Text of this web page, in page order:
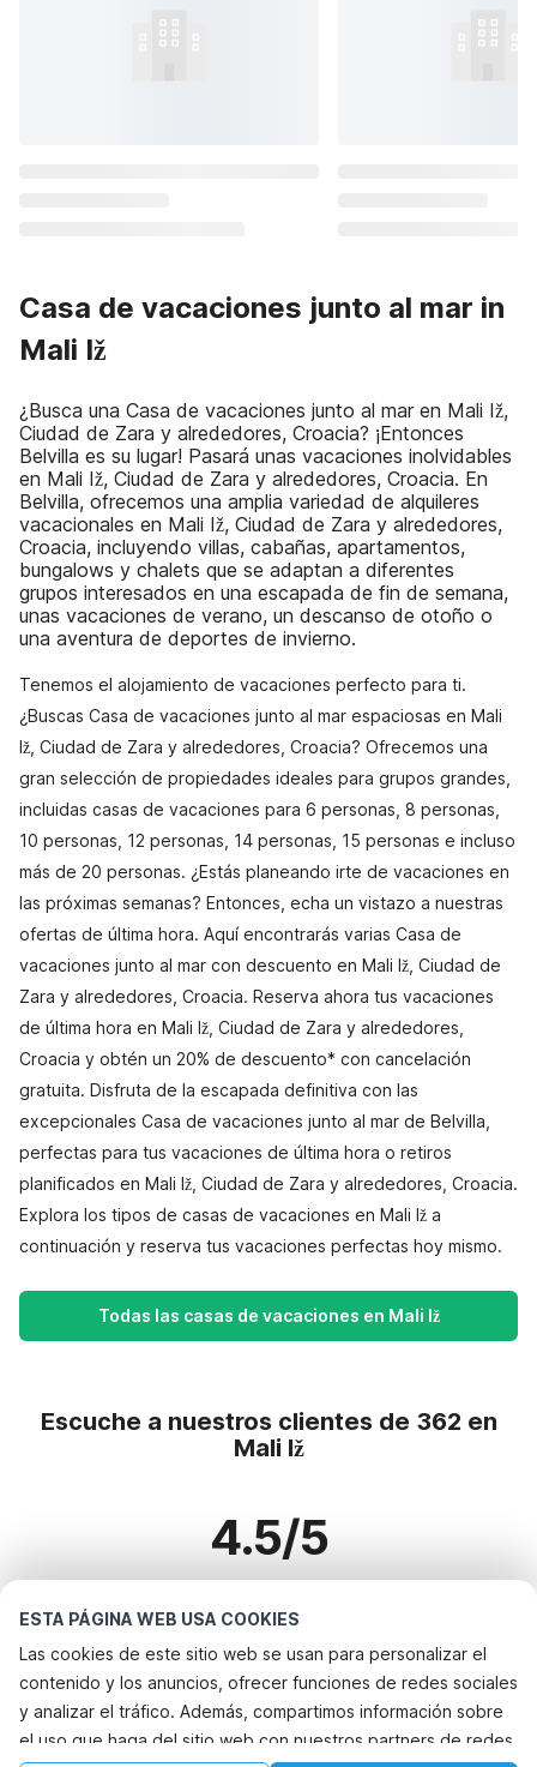
ESTA PÁGINA WEB USA COOKIES
Las cookies de este sitio web se usan para personalizar el
contenido y los anuncios, ofrecer funciones de redes sociales
y analizar el tráfico. Además, compartimos información sobre
el uso que haga del sitio web con nuestros partners de redes
Casa de vacaciones junto al mar in
Mali Iž
¿Busca una Casa de vacaciones junto al mar en Mali Iž,
Ciudad de Zara y alrededores, Croacia? ¡Entonces
Belvilla es su lugar! Pasará unas vacaciones inolvidables
en Mali Iž, Ciudad de Zara y alrededores, Croacia. En
Belvilla, ofrecemos una amplia variedad de alquileres
vacacionales en Mali Iž, Ciudad de Zara y alrededores,
Croacia, incluyendo villas, cabañas, apartamentos,
bungalows y chalets que se adaptan a diferentes
grupos interesados en una escapada de fin de semana,
unas vacaciones de verano, un descanso de otoño o
una aventura de deportes de invierno.
Tenemos el alojamiento de vacaciones perfecto para ti.
¿Buscas Casa de vacaciones junto al mar espaciosas en Mali
Iž, Ciudad de Zara y alrededores, Croacia? Ofrecemos una
gran selección de propiedades ideales para grupos grandes,
incluidas casas de vacaciones para 6 personas, 8 personas,
10 personas, 12 personas, 14 personas, 15 personas e incluso
más de 20 personas. ¿Estás planeando irte de vacaciones en
las próximas semanas? Entonces, echa un vistazo a nuestras
ofertas de última hora. Aquí encontrarás varias Casa de
vacaciones junto al mar con descuento en Mali Iž, Ciudad de
Zara y alrededores, Croacia. Reserva ahora tus vacaciones
de última hora en Mali Iž, Ciudad de Zara y alrededores,
Croacia y obtén un 20% de descuento* con cancelación
gratuita. Disfruta de la escapada definitiva con las
excepcionales Casa de vacaciones junto al mar de Belvilla,
perfectas para tus vacaciones de última hora o retiros
planificados en Mali Iž, Ciudad de Zara y alrededores, Croacia.
Explora los tipos de casas de vacaciones en Mali Iž a
continuación y reserva tus vacaciones perfectas hoy mismo.
Todas las casas de vacaciones en Mali Iž
Escuche a nuestros clientes de 362 en
Mali Iž
4.5/5
Destinos más populares para vacaciones
Ciudades con los mejores servicios para vacaciones